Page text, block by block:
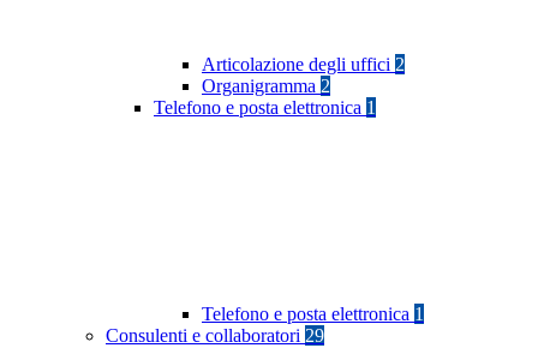
Articolazione degli uffici 2
Organigramma 2
Telefono e posta elettronica 1
Telefono e posta elettronica 1
Consulenti e collaboratori 29